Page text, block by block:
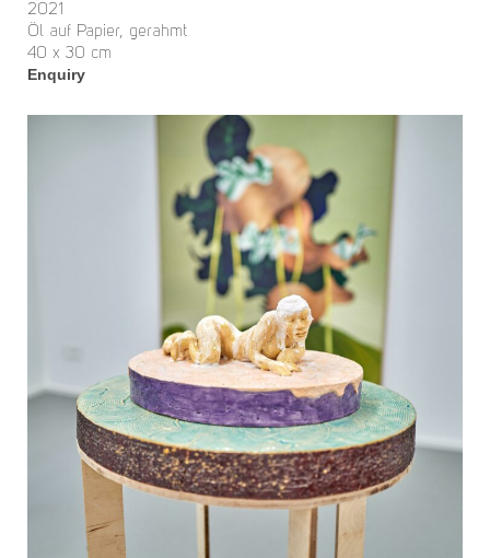
2021
Öl auf Papier, gerahmt
40 x 30 cm
Enquiry